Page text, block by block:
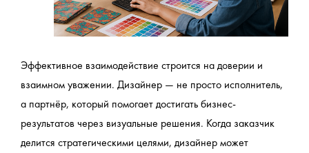
Эффективное взаимодействие строится на доверии и
взаимном уважении. Дизайнер — не просто исполнитель,
а партнёр, который помогает достигать бизнес-
результатов через визуальные решения. Когда заказчик
делится стратегическими целями, дизайнер может